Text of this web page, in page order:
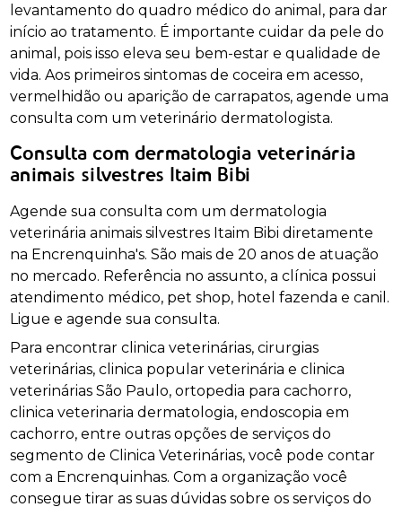
levantamento do quadro médico do animal, para dar
início ao tratamento. É importante cuidar da pele do
animal, pois isso eleva seu bem-estar e qualidade de
vida. Aos primeiros sintomas de coceira em acesso,
vermelhidão ou aparição de carrapatos, agende uma
consulta com um veterinário dermatologista.
Consulta com dermatologia veterinária
animais silvestres Itaim Bibi
Agende sua consulta com um dermatologia
veterinária animais silvestres Itaim Bibi diretamente
na Encrenquinha's. São mais de 20 anos de atuação
no mercado. Referência no assunto, a clínica possui
atendimento médico, pet shop, hotel fazenda e canil.
Ligue e agende sua consulta.
Para encontrar clinica veterinárias, cirurgias
veterinárias, clinica popular veterinária e clinica
veterinárias São Paulo, ortopedia para cachorro,
clinica veterinaria dermatologia, endoscopia em
cachorro, entre outras opções de serviços do
segmento de Clinica Veterinárias, você pode contar
com a Encrenquinhas. Com a organização você
consegue tirar as suas dúvidas sobre os serviços do